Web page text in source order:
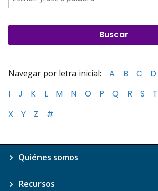
Navegar por letra inicial: A B C D
I
J K L M N O P Q R S T
X
Y Z #
Quiénes somos
Recursos